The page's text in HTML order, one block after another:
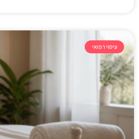
עיסוי רפואי